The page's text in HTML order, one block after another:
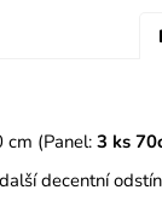
(Panel: 3 ks
decentní